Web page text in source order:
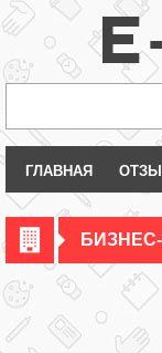
ГЛАВНАЯ